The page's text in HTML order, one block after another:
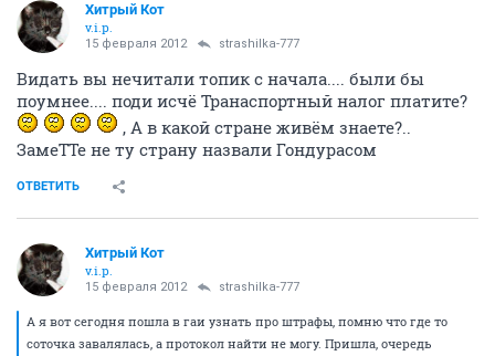
Хитрый Кот
v.i.p.
15 февраля 2012 strashilka-777
Видать вы нечитали топик с начала.... были бы
поумнее.... поди исчё Транаспортный налог платите?
, А в какой стране живём знаете?..
ЗамеТТе не ту страну назвали Гондурасом
ОТВЕТИТЬ
Хитрый Кот
v.i.p.
15 февраля 2012 strashilka-777
А я вот сегодня пошла в гаи узнать про штрафы, помню что где то
соточка завалялась, а протокол найти не могу. Пришла, очередь